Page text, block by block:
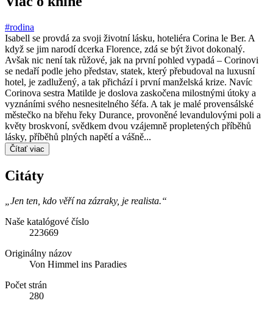
#rodina
Isabell se provdá za svoji životní lásku, hoteliéra Corina le Ber. A
když se jim narodí dcerka Florence, zdá se být život dokonalý.
Avšak nic není tak růžové, jak na první pohled vypadá – Corinovi
se nedaří podle jeho představ, statek, který přebudoval na luxusní
hotel, je zadlužený, a tak přichází i první manželská krize. Navíc
Corinova sestra Matilde je doslova zaskočena milostnými útoky a
vyznáními svého nesnesitelného šéfa. A tak je malé provensálské
městečko na břehu řeky Durance, provoněné levandulovými poli a
květy broskvoní, svědkem dvou vzájemně propletených příběhů
lásky, příběhů plných napětí a vášně...
Čítať viac
Citáty
„Jen ten, kdo věří na zázraky, je realista.“
Naše katalógové číslo
223669
Originálny názov
Von Himmel ins Paradies
Počet strán
280